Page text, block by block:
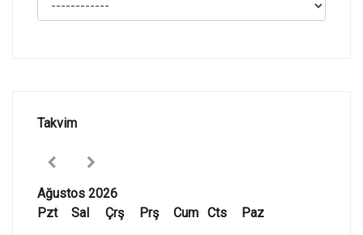
Takvim
Ağustos 2026
Pzt
Sal Çrş Prş Cum Cts
Paz